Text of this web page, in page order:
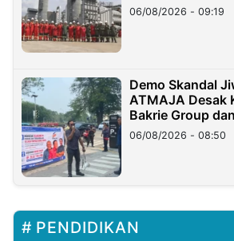
06/08/2026 - 09:19
Demo Skandal
ATMAJA Desak
Bakrie Group
06/08/2026 - 08:50
PENDIDIKAN